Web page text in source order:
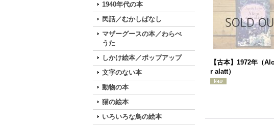
1940年代の本
民話／むかしばなし
マザーグースの本／わらべ
うた
しかけ絵本／ポップアップ
文字のない本
動物の本
猫の絵本
いろいろな鳥の絵本
【古本】1972年（
r alatt）